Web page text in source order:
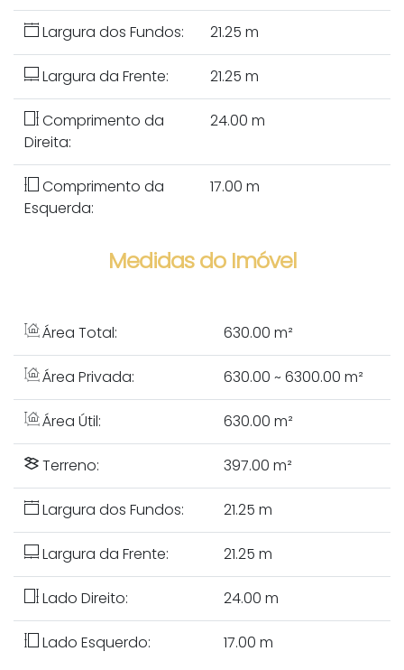
Largura dos Fundos: 21.25 m
Largura da Frente: 21.25 m
Comprimento da
Direita:
24.00 m
Comprimento da
Esquerda:
17.00 m
Medidas do Imóvel
Área Total: 630.00 m²
Área Privada: 630.00 ~ 6300.00 m²
Área Útil: 630.00 m²
Terreno: 397.00 m²
Largura dos Fundos: 21.25 m
Largura da Frente: 21.25 m
Lado Direito: 24.00 m
Lado Esquerdo: 17.00 m